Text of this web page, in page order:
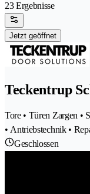
23 Ergebnisse
Jetzt geöffnet
Teckentrup
Tore • Türen Zargen •
• Antriebstechnik •
Geschlossen